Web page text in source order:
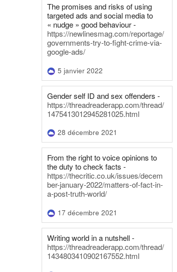
The promises and risks of using
targeted ads and social media to
« nudge » good behaviour -
https://newlinesmag.com/reportage/
governments-try-to-fight-crime-via-
google-ads/
5 janvier 2022
Gender self ID and sex offenders -
https://threadreaderapp.com/thread/
1475413012945281025.html
28 décembre 2021
From the right to voice opinions to
the duty to check facts -
https://thecritic.co.uk/issues/decem
ber-january-2022/matters-of-fact-in-
a-post-truth-world/
17 décembre 2021
Writing world in a nutshell -
https://threadreaderapp.com/thread/
1434803410902167552.html